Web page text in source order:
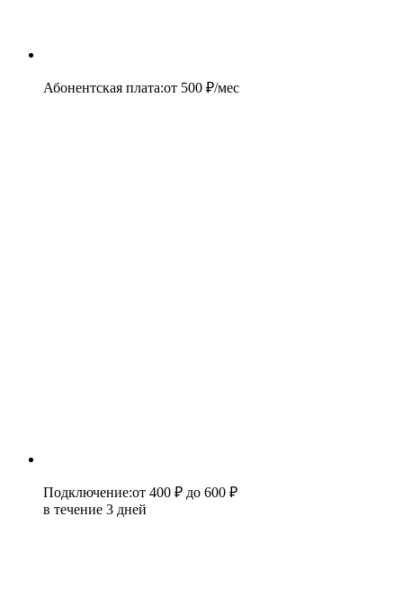
Абонентская плата:от 500 ₽/мес
Подключение:от 400 ₽ до 600 ₽
в течение 3 дней